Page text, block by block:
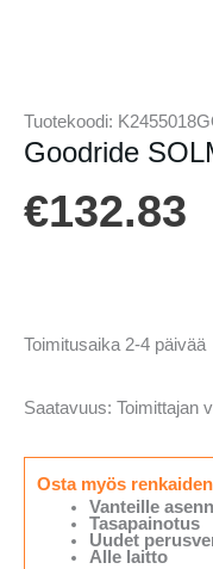
Tuotekoodi:
Goodride
€132.83
Toimitusaika 2-4 päivää
Saatavuus: Toimittajan
Osta myös
Vanteille
Tasapainotus
Uudet
Alle laitto